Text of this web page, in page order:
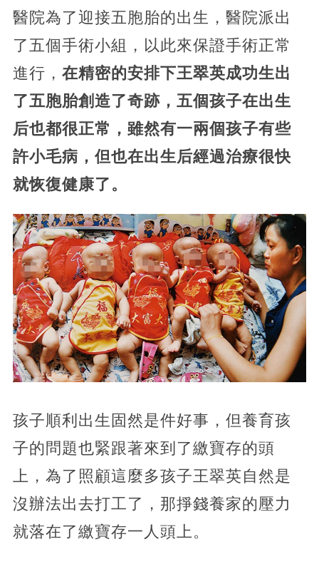
醫院為了迎接五胞胎的出生，醫院派出
了五個手術小組，以此來保證手術正常
進行， 在精密的安排下王翠英成功生出
了五胞胎創造了奇跡，五個孩子在出生
后也都很正常，雖然有一兩個孩子有些
許小毛病，但也在出生后經過治療很快
就恢復健康了。
孩子順利出生固然是件好事，但養育孩
子的問題也緊跟著來到了繳寶存的頭
上，為了照顧這麼多孩子王翠英自然是
沒辦法出去打工了，那掙錢養家的壓力
就落在了繳寶存一人頭上。